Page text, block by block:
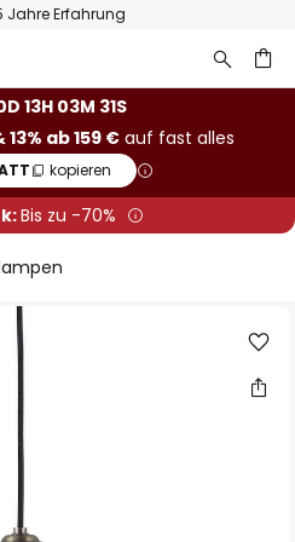
Jahre Erfahrung
13H 03M 31S
13% ab 159 €auf fast alles
kopieren
Bis zu -70%